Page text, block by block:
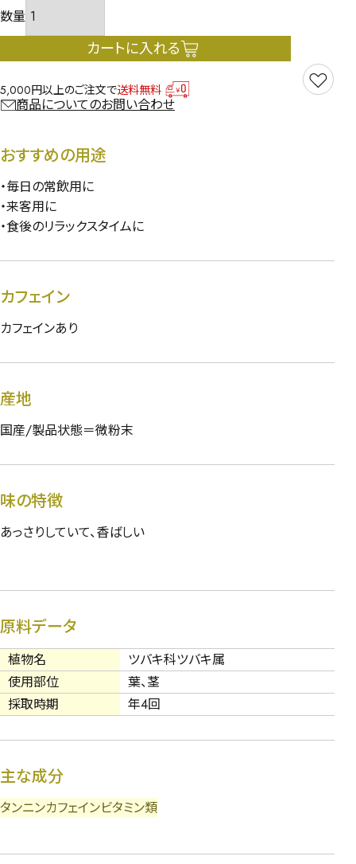
カートに入れる
5,000円以上のご注文で送料無料
商品についてのお問い合わせ
おすすめの用途
・毎日の常飲用に
・来客用に
・食後のリラックスタイムに
カフェイン
カフェインあり
産地
国産/製品状態＝微粉末
味の特徴
あっさりしていて、香ばしい
原料データ
植物名
ツバキ科ツバキ属
使用部位
葉、茎
採取時期
年4回
主な成分
タンニンカフェインビタミン類